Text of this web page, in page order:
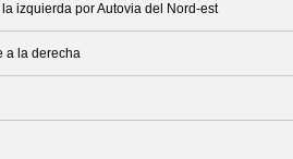
izquierda por Autovia del Nord-est
a la derecha